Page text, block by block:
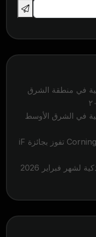
في منطقة الشرق
في الشرق الأوسط
Corning’s Evolv® Openable Terminal تفوز بجائزة iF
فبراير 2026